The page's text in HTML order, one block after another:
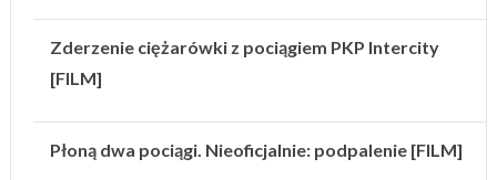
Zderzenie ciężarówki z pociągiem PKP Intercity
[FILM]
Płoną dwa pociągi. Nieoficjalnie: podpalenie [FILM]